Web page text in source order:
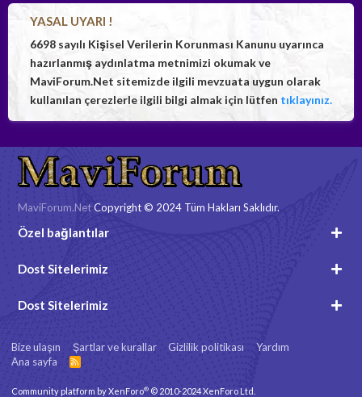
YASAL UYARI !
6698 sayılı Kişisel Verilerin Korunması Kanunu uyarınca
hazırlanmış aydınlatma metnimizi okumak ve
MaviForum.Net sitemizde ilgili mevzuata uygun olarak
kullanılan çerezlerle ilgili bilgi almak için lütfen tıklayınız.
MaviForum.NetCopyright © 2024 Tüm Hakları Saklıdır.
Özel bağlantılar
Dost Sitelerimiz
Dost Sitelerimiz
Bize ulaşın Şartlar ve kurallar Gizlilik politikası
Yardım
Ana sayfa
R
Community platform by XenForo® © 2010-2024 XenForo Ltd.